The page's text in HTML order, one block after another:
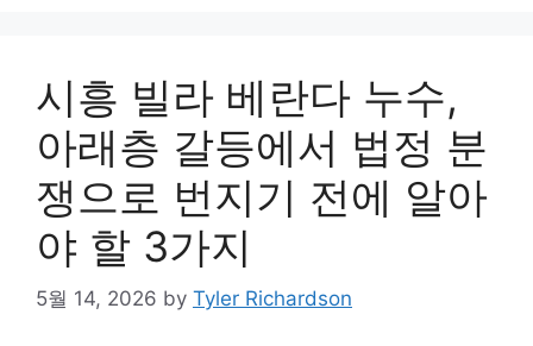
시흥 빌라 베란다 누수,
아래층 갈등에서 법정 분
쟁으로 번지기 전에 알아
야 할 3가지
5월 14, 2026 by Tyler Richardson